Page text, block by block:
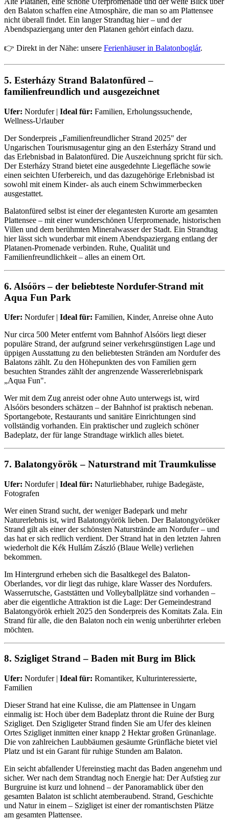
den Balaton schaffen eine Atmosphäre, die man so am Plattensee
nicht überall findet. Ein langer Strandtag hier – und der
Abendspaziergang unter den Platanen gehört einfach dazu.
👉 Direkt in der Nähe: unsere Ferienhäuser in Balatonboglár.
5. Esterházy Strand Balatonfüred –
familienfreundlich und ausgezeichnet
Ufer: Nordufer | Ideal für: Familien, Erholungssuchende,
Wellness-Urlauber
Der Sonderpreis „Familienfreundlicher Strand 2025" der
Ungarischen Tourismusagentur ging an den Esterházy Strand und
das Erlebnisbad in Balatonfüred. Die Auszeichnung spricht für sich.
Der Esterházy Strand bietet eine ausgedehnte Liegefläche sowie
einen seichten Uferbereich, und das dazugehörige Erlebnisbad ist
sowohl mit einem Kinder- als auch einem Schwimmerbecken
ausgestattet.
Balatonfüred selbst ist einer der elegantesten Kurorte am gesamten
Plattensee – mit einer wunderschönen Uferpromenade, historischen
Villen und dem berühmten Mineralwasser der Stadt. Ein Strandtag
hier lässt sich wunderbar mit einem Abendspaziergang entlang der
Platanen-Promenade verbinden. Ruhe, Qualität und
Familienfreundlichkeit – alles an einem Ort.
6. Alsóörs – der beliebteste Nordufer-Strand mit
Aqua Fun Park
Ufer: Nordufer | Ideal für: Familien, Kinder, Anreise ohne Auto
Nur circa 500 Meter entfernt vom Bahnhof Alsóörs liegt dieser
populäre Strand, der aufgrund seiner verkehrsgünstigen Lage und
üppigen Ausstattung zu den beliebtesten Stränden am Nordufer des
Balatons zählt. Zu den Höhepunkten des von Familien gern
besuchten Strandes zählt der angrenzende Wassererlebnispark
„Aqua Fun".
Wer mit dem Zug anreist oder ohne Auto unterwegs ist, wird
Alsóörs besonders schätzen – der Bahnhof ist praktisch nebenan.
Sportangebote, Restaurants und sanitäre Einrichtungen sind
vollständig vorhanden. Ein praktischer und zugleich schöner
Badeplatz, der für lange Strandtage wirklich alles bietet.
7. Balatongyörök – Naturstrand mit Traumkulisse
Ufer: Nordufer | Ideal für: Naturliebhaber, ruhige Badegäste,
Fotografen
Wer einen Strand sucht, der weniger Badepark und mehr
Naturerlebnis ist, wird Balatongyörök lieben. Der Balatongyöröker
Strand gilt als einer der schönsten Naturstrände am Nordufer – und
das hat er sich redlich verdient. Der Strand hat in den letzten Jahren
wiederholt die Kék Hullám Zászló (Blaue Welle) verliehen
bekommen.
Im Hintergrund erheben sich die Basaltkegel des Balaton-
Oberlandes, vor dir liegt das ruhige, klare Wasser des Nordufers.
Wasserrutsche, Gaststätten und Volleyballplätze sind vorhanden –
aber die eigentliche Attraktion ist die Lage: Der Gemeindestrand
Balatongyörök erhielt 2025 den Sonderpreis des Komitats Zala. Ein
Strand für alle, die den Balaton noch ein wenig unberührter erleben
möchten.
8. Szigliget Strand – Baden mit Burg im Blick
Ufer: Nordufer | Ideal für: Romantiker, Kulturinteressierte,
Familien
Dieser Strand hat eine Kulisse, die am Plattensee in Ungarn
einmalig ist: Hoch über dem Badeplatz thront die Ruine der Burg
Szigliget. Den Szigligeter Strand finden Sie am Ufer des kleinen
Ortes Szigliget inmitten einer knapp 2 Hektar großen Grünanlage.
Die von zahlreichen Laubbäumen gesäumte Grünfläche bietet viel
Platz und ist ein Garant für ruhige Stunden am Balaton.
Ein seicht abfallender Ufereinstieg macht das Baden angenehm und
sicher. Wer nach dem Strandtag noch Energie hat: Der Aufstieg zur
Burgruine ist kurz und lohnend – der Panoramablick über den
gesamten Balaton ist schlicht atemberaubend. Strand, Geschichte
und Natur in einem – Szigliget ist einer der romantischsten Plätze
am gesamten Plattensee.